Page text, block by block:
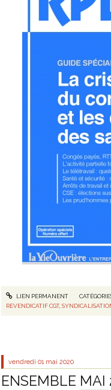
LIEN PERMANENT
REVENDICATIF CGT,
vendredi 01 mai 2020
ENSEMBLE MAI